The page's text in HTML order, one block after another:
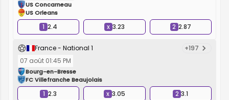
US Concarneau
US Orleans
1 2.4 x 3.23 2 2.87
France - National 1
+197
07 août 01:45 PM
Bourg-en-Bresse
FC Villefranche Beaujolais
1 2.3 x 3.05 2 3.1